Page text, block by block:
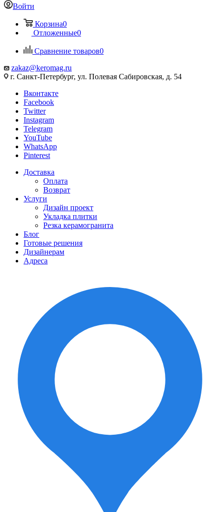
Войти
Корзина0
Отложенные0
Сравнение товаров0
zakaz@keromag.ru
г. Санкт-Петербург, ул. Полевая Сабировская, д. 54
Вконтакте
Facebook
Twitter
Instagram
Telegram
YouTube
WhatsApp
Pinterest
Доставка
Оплата
Возврат
Услуги
Дизайн проект
Укладка плитки
Резка керамогранита
Блог
Готовые решения
Дизайнерам
Адреса